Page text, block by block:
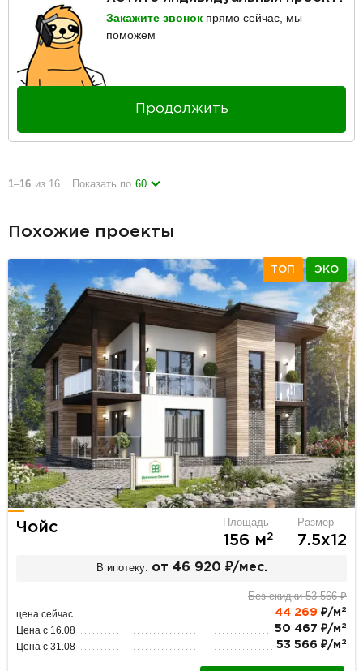
Закажите звонок прямо сейчас, мы
поможем
Продолжить
1–16 из 16 Показать по 60
Похожие проекты
ТОП ЭКО
Чойс Площадь
156 м2
Размер
7.5х12
В ипотеку: от 46 920 ₽/мес.
Без скидки 53 566 ₽
цена сейчас 44 269 ₽/м 2
Цена с 16.08 50 467 ₽/м 2
Цена с 31.08 53 566 ₽/м 2